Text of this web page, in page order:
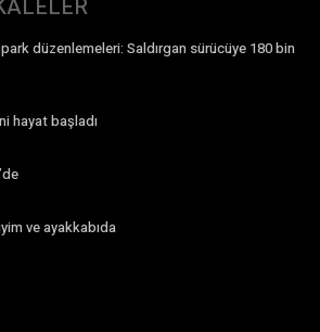
düzenlemeleri: Saldırgan sürücüye 180 bin
hayat başladı
ve ayakkabıda